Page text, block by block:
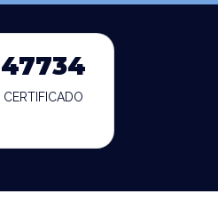
47734
CERTIFICADO